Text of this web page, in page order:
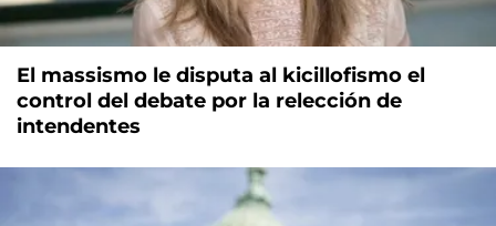
El massismo le disputa al kicillofismo el
control del debate por la relección de
intendentes